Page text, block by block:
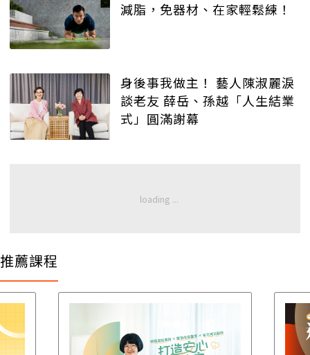
減脂，免器材、在家輕鬆練！
身後事我做主！ 藝人陳淑麗淚
談老友 薛岳、孫越「人生結業
式」圓滿謝幕
推薦課程